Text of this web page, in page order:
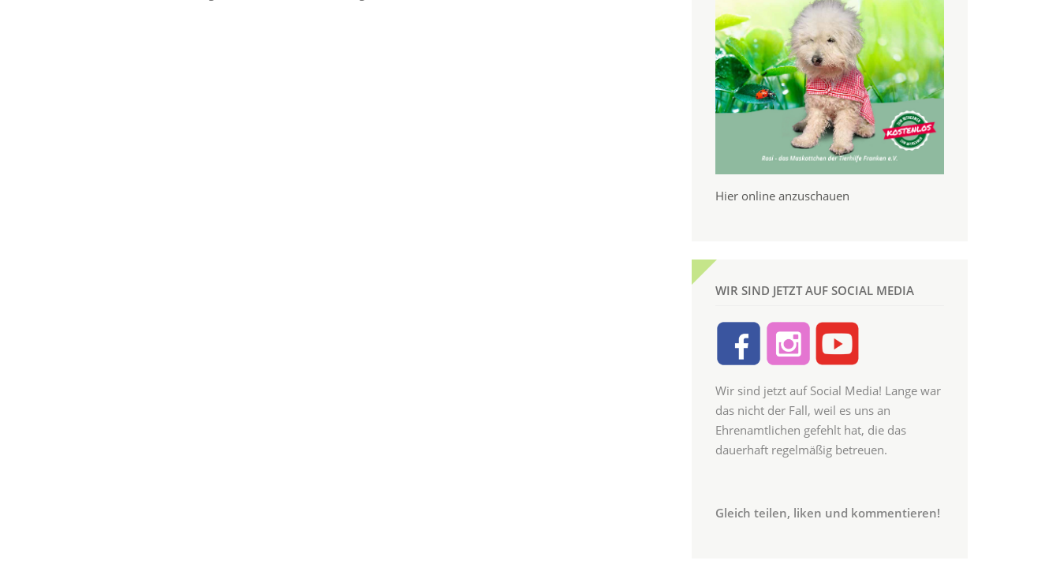
Hier online anzuschauen
WIR SIND JETZT AUF SOCIAL MEDIA
Wir sind jetzt auf Social Media! Lange war
das nicht der Fall, weil es uns an
Ehrenamtlichen gefehlt hat, die das
dauerhaft regelmäßig betreuen.
Gleich teilen, liken und kommentieren!